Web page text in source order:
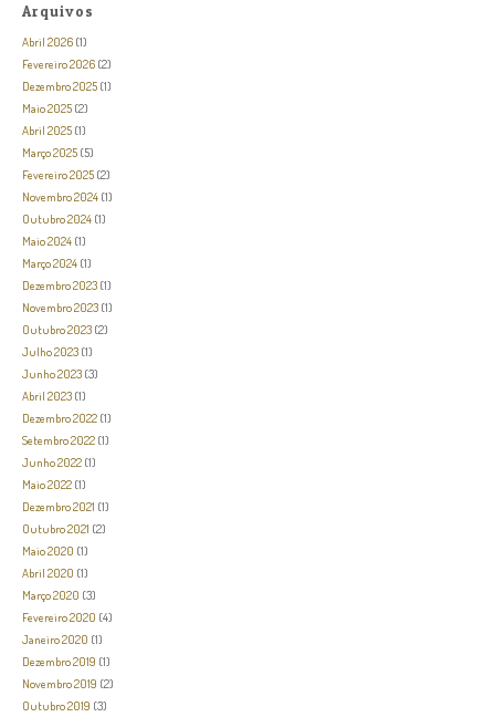
Arquivos
Abril 2026 (1)
Fevereiro 2026 (2)
Dezembro 2025 (1)
Maio 2025 (2)
Abril 2025 (1)
Março 2025 (5)
Fevereiro 2025 (2)
Novembro 2024 (1)
Outubro 2024 (1)
Maio 2024 (1)
Março 2024 (1)
Dezembro 2023 (1)
Novembro 2023 (1)
Outubro 2023 (2)
Julho 2023 (1)
Junho 2023 (3)
Abril 2023 (1)
Dezembro 2022 (1)
Setembro 2022 (1)
Junho 2022 (1)
Maio 2022 (1)
Dezembro 2021 (1)
Outubro 2021 (2)
Maio 2020 (1)
Abril 2020 (1)
Março 2020 (3)
Fevereiro 2020 (4)
Janeiro 2020 (1)
Dezembro 2019 (1)
Novembro 2019 (2)
Outubro 2019 (3)